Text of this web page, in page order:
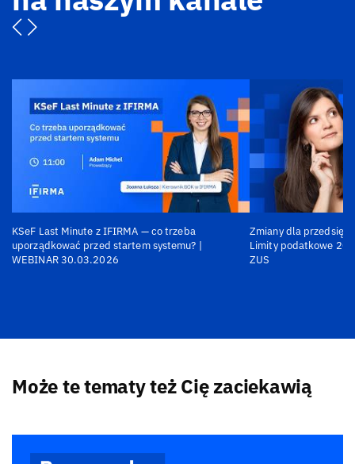
KSeF Last Minute z IFIRMA — co trzeba
uporządkować przed startem systemu? |
WEBINAR 30.03.2026
Zmiany dla
Limity podatkowe
ZUS
Może te tematy też Cię zaciekawią